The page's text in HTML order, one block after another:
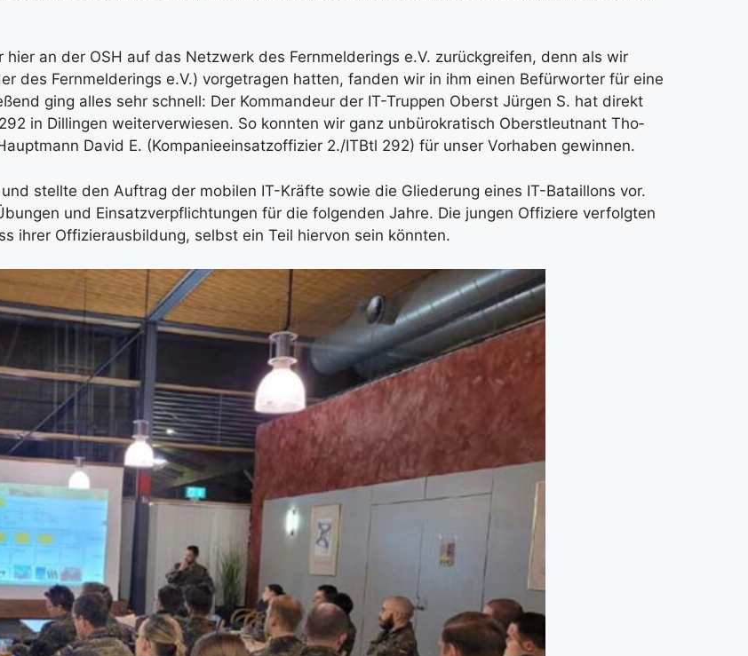
an der OSH auf das Netz­werk des Fern­mel­de­rings e.V. zurück­grei­fen, denn als wir
des Fern­mel­de­rings e.V.) vor­ge­tra­gen hat­ten, fan­den wir in ihm einen Befür­wor­ter für eine
ging alles sehr schnell: Der Kom­man­deur der IT-Trup­pen Oberst Jür­gen S. hat direkt
in Dil­lin­gen wei­ter­ver­wie­sen. So konn­ten wir ganz unbü­ro­kra­tisch Oberst­leut­nant Tho­
David E. (Kom­pa­nie­ein­satz­of­fi­zier 2./ITBtl 292) für unser Vor­ha­ben gewin­nen.
stell­te den Auf­trag der mobi­len IT-Kräf­te sowie die Glie­de­rung eines IT-Batail­lons vor.
und Ein­satz­ver­pflich­tun­gen für die fol­gen­den Jah­re. Die jun­gen Offi­zie­re ver­folg­ten
ihrer Offi­zier­aus­bil­dung, selbst ein Teil hier­von sein könn­ten.